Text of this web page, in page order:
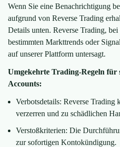
Wenn Sie eine Benachrichtigung
aufgrund von Reverse Trading
Details unten. Reverse Trading,
bestimmten Markttrends oder
auf unserer Plattform untersagt.
Umgekehrte Trading-Regeln für
Accounts:
Verbotsdetails: Reverse Trading
verzerren und zu schädlichen
Verstoßkriterien: Die
zur sofortigen Kontokündigung.